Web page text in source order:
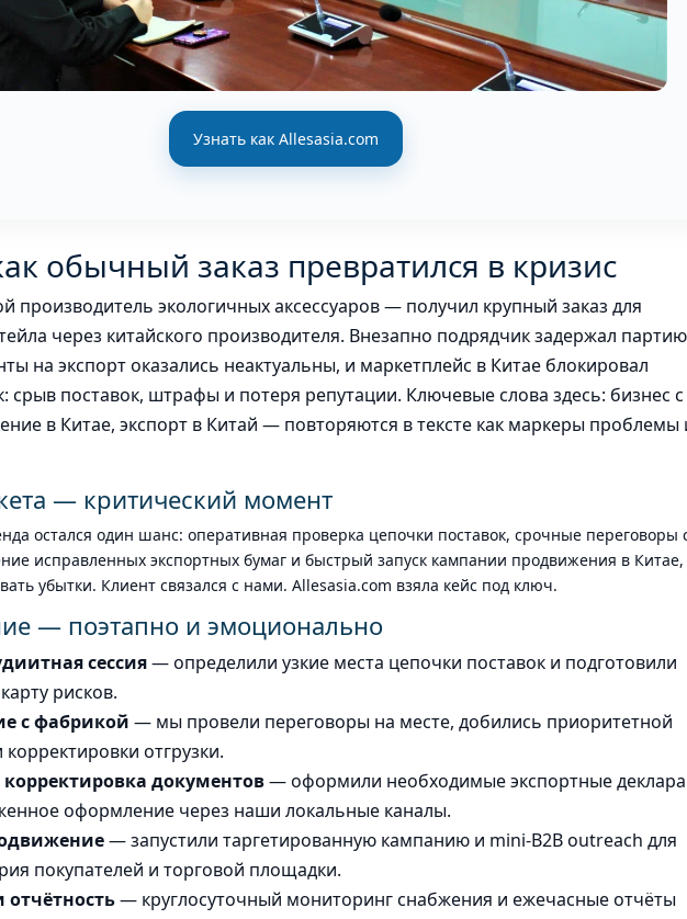
Узнать как Allesasia.com
обычный заказ превратился в кризис
производитель экологичных аксессуаров — получил крупный заказ для
через китайского производителя. Внезапно подрядчик задержал
на экспорт оказались неактуальны, и маркетплейс в Китае блокировал
срыв поставок, штрафы и потеря репутации. Ключевые слова здесь: бизнес с
в Китае, экспорт в Китай — повторяются в тексте как маркеры проблемы
— критический момент
остался один шанс: оперативная проверка цепочки поставок, срочные переговоры
исправленных экспортных бумаг и быстрый запуск кампании продвижения в Китае,
убытки. Клиент связался с нами. Allesasia.com взяла кейс под ключ.
— поэтапно и эмоционально
сессия— определили узкие места цепочки поставок и подготовили
рисков.
с фабрикой — мы провели переговоры на месте, добились приоритетной
отгрузки.
документов— оформили необходимые экспортные
оформление через наши локальные каналы.
— запустили таргетированную кампанию и mini-B2B outreach для
покупателей и торговой площадки.
— круглосуточный мониторинг снабжения и ежечасные отчёты